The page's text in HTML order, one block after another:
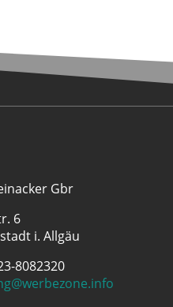
Gbr
6
i. Allgäu
8082320